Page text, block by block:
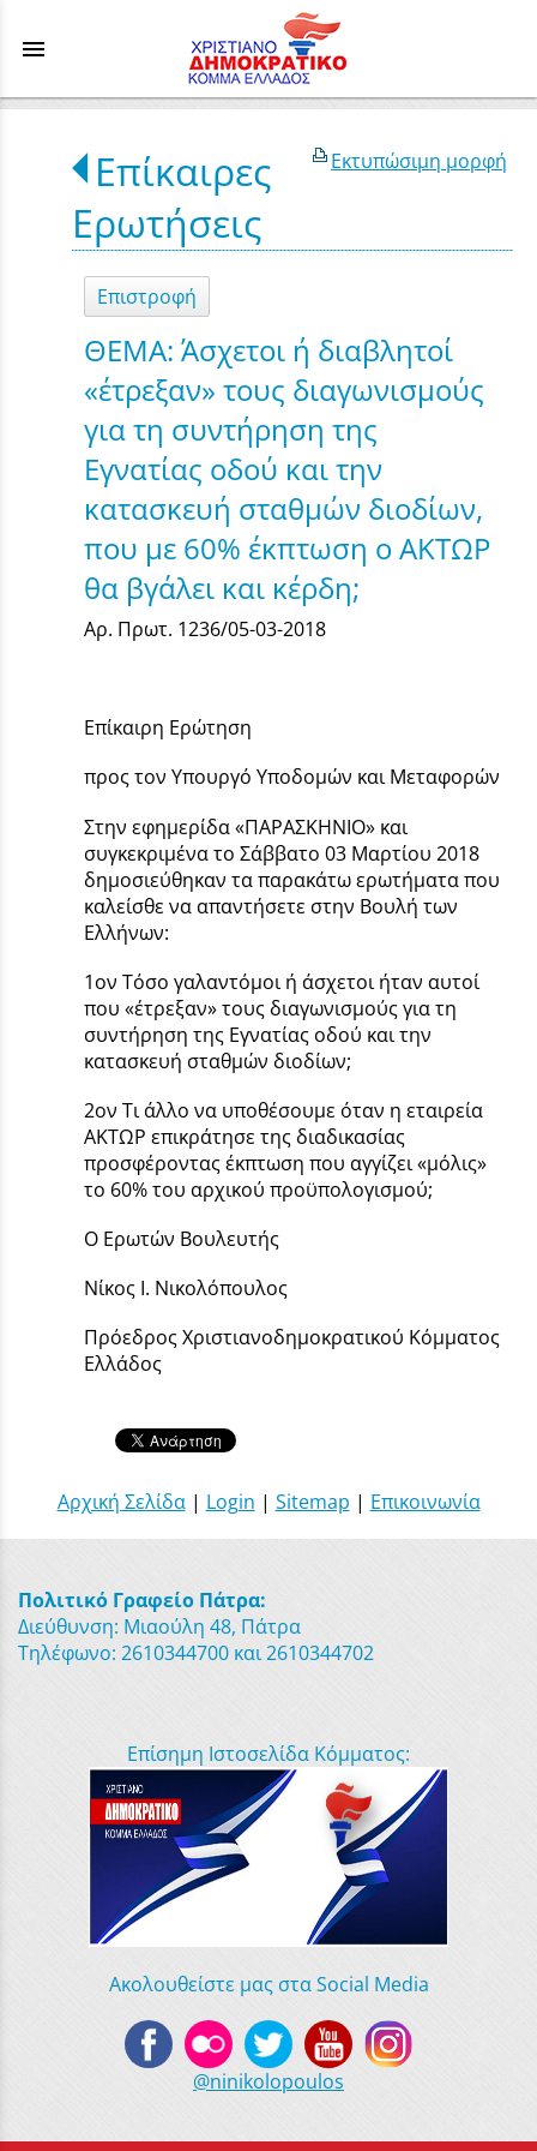
menu
Εκτυπώσιμη μορφή
Επίκαιρες
Ερωτήσεις
Επιστροφή
ΘΕΜΑ: Άσχετοι ή διαβλητοί
«έτρεξαν» τους διαγωνισμούς
για τη συντήρηση της
Εγνατίας οδού και την
κατασκευή σταθμών διοδίων,
που με 60% έκπτωση ο ΑΚΤΩΡ
θα βγάλει και κέρδη;
Αρ. Πρωτ. 1236/05-03-2018
Επίκαιρη Ερώτηση
προς τον Υπουργό Υποδομών και Μεταφορών
Στην εφημερίδα «ΠΑΡΑΣΚΗΝΙΟ» και
συγκεκριμένα το Σάββατο 03 Μαρτίου 2018
δημοσιεύθηκαν τα παρακάτω ερωτήματα που
καλείσθε να απαντήσετε στην Βουλή των
Ελλήνων:
1ον Τόσο γαλαντόμοι ή άσχετοι ήταν αυτοί
που «έτρεξαν» τους διαγωνισμούς για τη
συντήρηση της Εγνατίας οδού και την
κατασκευή σταθμών διοδίων;
2ον Τι άλλο να υποθέσουμε όταν η εταιρεία
ΑΚΤΩΡ επικράτησε της διαδικασίας
προσφέροντας έκπτωση που αγγίζει «μόλις»
το 60% του αρχικού προϋπολογισμού;
Ο Ερωτών Βουλευτής
Νίκος Ι. Νικολόπουλος
Πρόεδρος Χριστιανοδημοκρατικού Κόμματος
Ελλάδος
Αρχική Σελίδα| Login | Sitemap | Επικοινωνία
Πολιτικό Γραφείο Πάτρα:
Διεύθυνση: Μιαούλη 48, Πάτρα
Τηλέφωνο: 2610344700 και 2610344702
Επίσημη Ιστοσελίδα Κόμματος:
Ακολουθείστε μας στα Social Media
@ninikolopoulos